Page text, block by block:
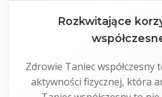
Rozkwitające
Zdrowie Taniec współczesny
aktywności fizycznej, która